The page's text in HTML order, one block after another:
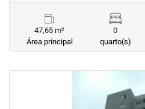
47,65 m²
Área principal
0
quarto(s)